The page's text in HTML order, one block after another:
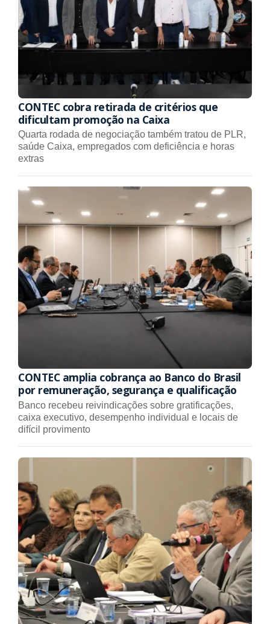
CONTEC cobra retirada de critérios que
dificultam promoção na Caixa
Quarta rodada de negociação também tratou de PLR,
saúde Caixa, empregados com deficiência e horas
extras
CONTEC amplia cobrança ao Banco do Brasil
por remuneração, segurança e qualificação
Banco recebeu reivindicações sobre gratificações,
caixa executivo, desempenho individual e locais de
difícil provimento